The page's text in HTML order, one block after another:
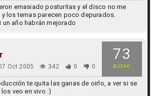
emasiado posturitas y el disco no me
y los temas parecen poco depurados.
año habrán mejorado
73
BUENO
Oct 2005 342 0 0
te quita las ganas de oirlo, a ver si se
veo en vivo :)